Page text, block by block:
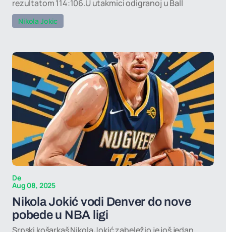
rezultatom 114:106.U utakmici odigranoj u Ball
Nikola Jokic
De
Aug 08, 2025
Nikola Jokić vodi Denver do nove
pobede u NBA ligi